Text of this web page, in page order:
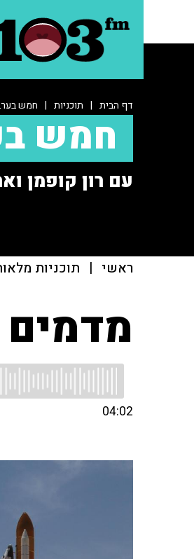
דף הבית | תוכניות | חמש
חמש
עם רון קופמן
ראשי | תוכניות
04:02